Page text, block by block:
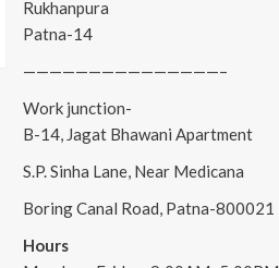
Rukhanpura
Patna-14
———————————————–
Work junction-
B-14, Jagat Bhawani Apartment
S.P. Sinha Lane, Near Medicana
Boring Canal Road, Patna-800021
Hours